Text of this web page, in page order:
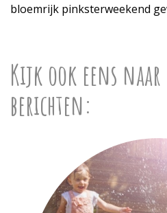
bloemrijk pinksterweekend
Kijk ook eens
berichten: